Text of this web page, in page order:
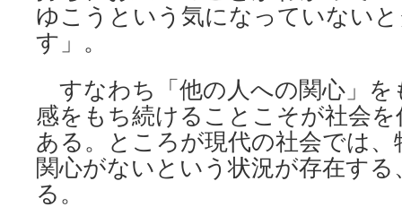
ゆこうという気になっていない
す」。
すなわち「他の人への関心」を
感をもち続けることこそが社会
ある。ところが現代の社会では
関心がないという状況が存在す
る。